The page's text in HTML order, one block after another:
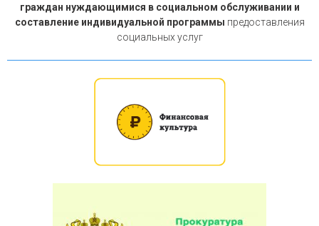
граждан нуждающимися в социальном обслуживании и
составление индивидуальной программы предоставления
социальных услуг